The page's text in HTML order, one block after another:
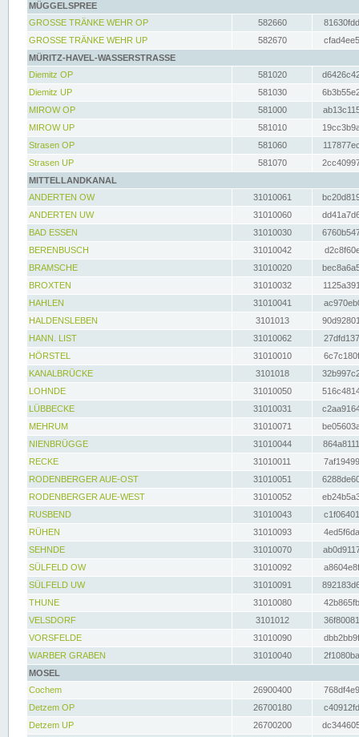
MÜGGELSPREE
GROSSE TRÄNKE WEHR OP
582660
GROSSE TRÄNKE WEHR UP
582670
MÜRITZ-HAVEL-WASSERSTRASSE
Diemitz OP
581020
Diemitz UP
581030
MIROW OP
581000
MIROW UP
581010
Strasen OP
581060
Strasen UP
581070
MITTELLANDKANAL
ANDERTEN OW
31010061
ANDERTEN UW
31010060
BAD ESSEN
31010030
BERENBUSCH
31010042
BRAMSCHE
31010020
BROXTEN
31010032
HAHLEN
31010041
HALDENSLEBEN
3101013
HANN. LIST
31010062
HÖRSTEL
31010010
KANALBRÜCKE
3101018
LOHNDE
31010050
LÜBBECKE
31010031
MEHRUM
31010071
NIENBRÜGGE
31010044
RECKE
31010011
RODENBERGER AUE-OST
31010051
RODENBERGER AUE-WEST
31010052
RUSBEND
31010043
RÜHEN
31010093
SEHNDE
31010070
SÜLFELD OW
31010092
SÜLFELD UW
31010091
THUNE
31010080
VELSDORF
3101012
VORSFELDE
31010090
WARBER GRABEN
31010040
MOSEL
Cochem
26900400
Detzem OP
26700180
Detzem UP
26700200